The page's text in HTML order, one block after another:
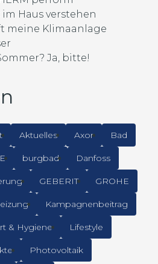
Haus verstehen
meine Klimaanlage
Ja, bitte!
Aktuelles Axor Bad
burgbad Danfoss
GEBERIT GROHE
Kampagnenbeitrag
& Hygiene Lifestyle
Photovoltaik